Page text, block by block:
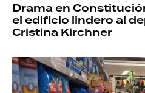
Drama en
el edificio lindero al
Cristina Kirchner